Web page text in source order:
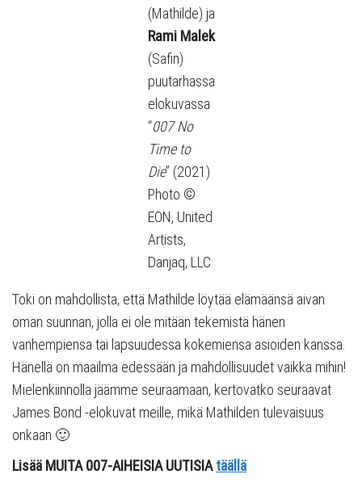
(Mathilde) ja
Rami Malek
(Safin)
puutarhassa
elokuvassa
“007 No
Time to
Die” (2021)
Photo ©
EON, United
Artists,
Danjaq, LLC
Toki on mahdollista, että Mathilde löytää elämäänsä aivan
oman suunnan, jolla ei ole mitään tekemistä hänen
vanhempiensa tai lapsuudessa kokemiensa asioiden kanssa.
Hänellä on maailma edessään ja mahdollisuudet vaikka mihin!
Mielenkiinnolla jäämme seuraamaan, kertovatko seuraavat
James Bond -elokuvat meille, mikä Mathilden tulevaisuus
onkaan 🙂
Lisää MUITA 007-AIHEISIA UUTISIAtäällä